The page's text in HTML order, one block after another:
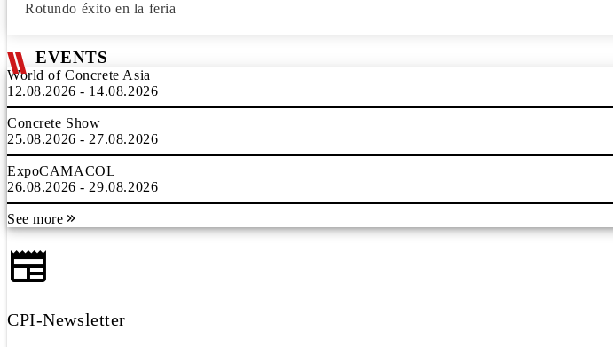
Rotundo éxito en la feria
EVENTS
World of Concrete Asia
12.08.2026 - 14.08.2026
Concrete Show
25.08.2026 - 27.08.2026
ExpoCAMACOL
26.08.2026 - 29.08.2026
See more
CPI-Newsletter